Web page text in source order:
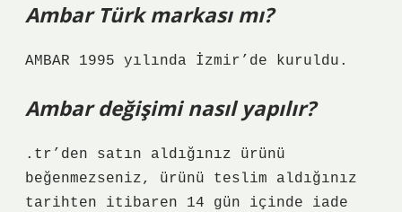
Ambar Türk markası mı?
AMBAR 1995 yılında İzmir’de kuruldu.
Ambar değişimi nasıl yapılır?
.tr’den satın aldığınız ürünü
beğenmezseniz, ürünü teslim aldığınız
tarihten itibaren 14 gün içinde iade